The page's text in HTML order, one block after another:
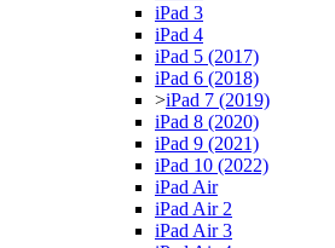
iPad 3
iPad 4
iPad 5 (2017)
iPad 6 (2018)
>iPad 7 (2019)
iPad 8 (2020)
iPad 9 (2021)
iPad 10 (2022)
iPad Air
iPad Air 2
iPad Air 3